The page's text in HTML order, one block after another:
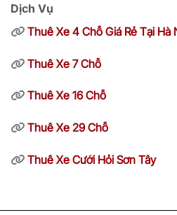
Dịch Vụ
Thuê Xe 4 Chỗ Giá Rẻ Tại Hà
Thuê Xe 7 Chỗ
Thuê Xe 16 Chỗ
Thuê Xe 29 Chỗ
Thuê Xe Cưới Hỏi Sơn Tây